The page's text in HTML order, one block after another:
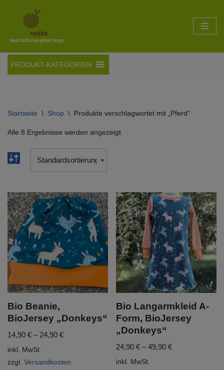
Inhalt
springen
PRODUKT-KATEGORIEN
Startseite \ Shop \ Produkte verschlagwortet mit „Pferd“
Alle 8 Ergebnisse werden angezeigt
Bio Beanie,
BioJersey „Donkeys“
14,90 € – 24,90 €
inkl. MwSt.
zzgl. Versandkosten
Bio Langarmkleid A-
Form, BioJersey
„Donkeys“
24,90€ –49,90€
inkl. MwSt.